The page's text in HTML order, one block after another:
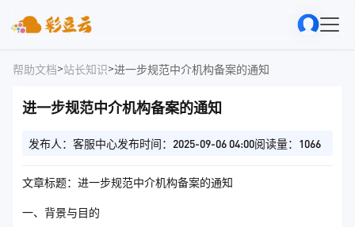
帮助文档>站长知识>进一步规范中介机构备案的通知
进一步规范中介机构备案的通知
发布人：客服中心发布时间：2025-09-06 04:00阅读量：1066
文章标题：进一步规范中介机构备案的通知
一、背景与目的